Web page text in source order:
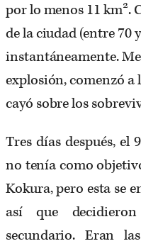
por lo menos 11 km².
de la ciudad (entre 70
instantáneamente.
explosión, comenzó a
cayó sobre los
Tres días después, el
no tenía como
Kokura, pero esta se
así que
secundario. Eran